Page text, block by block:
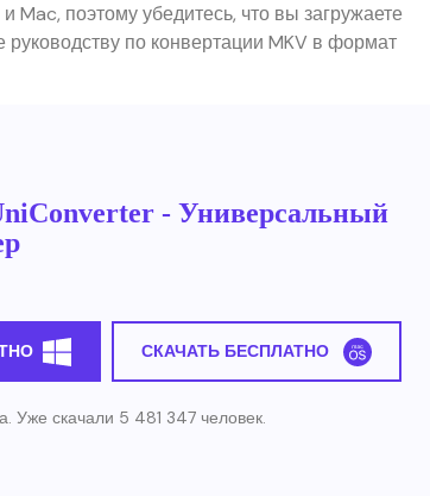
поэтому убедитесь, что вы загружаете
по конвертации MKV в формат
- Универсальный
СКАЧАТЬ БЕСПЛАТНО
Уже скачали 5 481 347 человек.